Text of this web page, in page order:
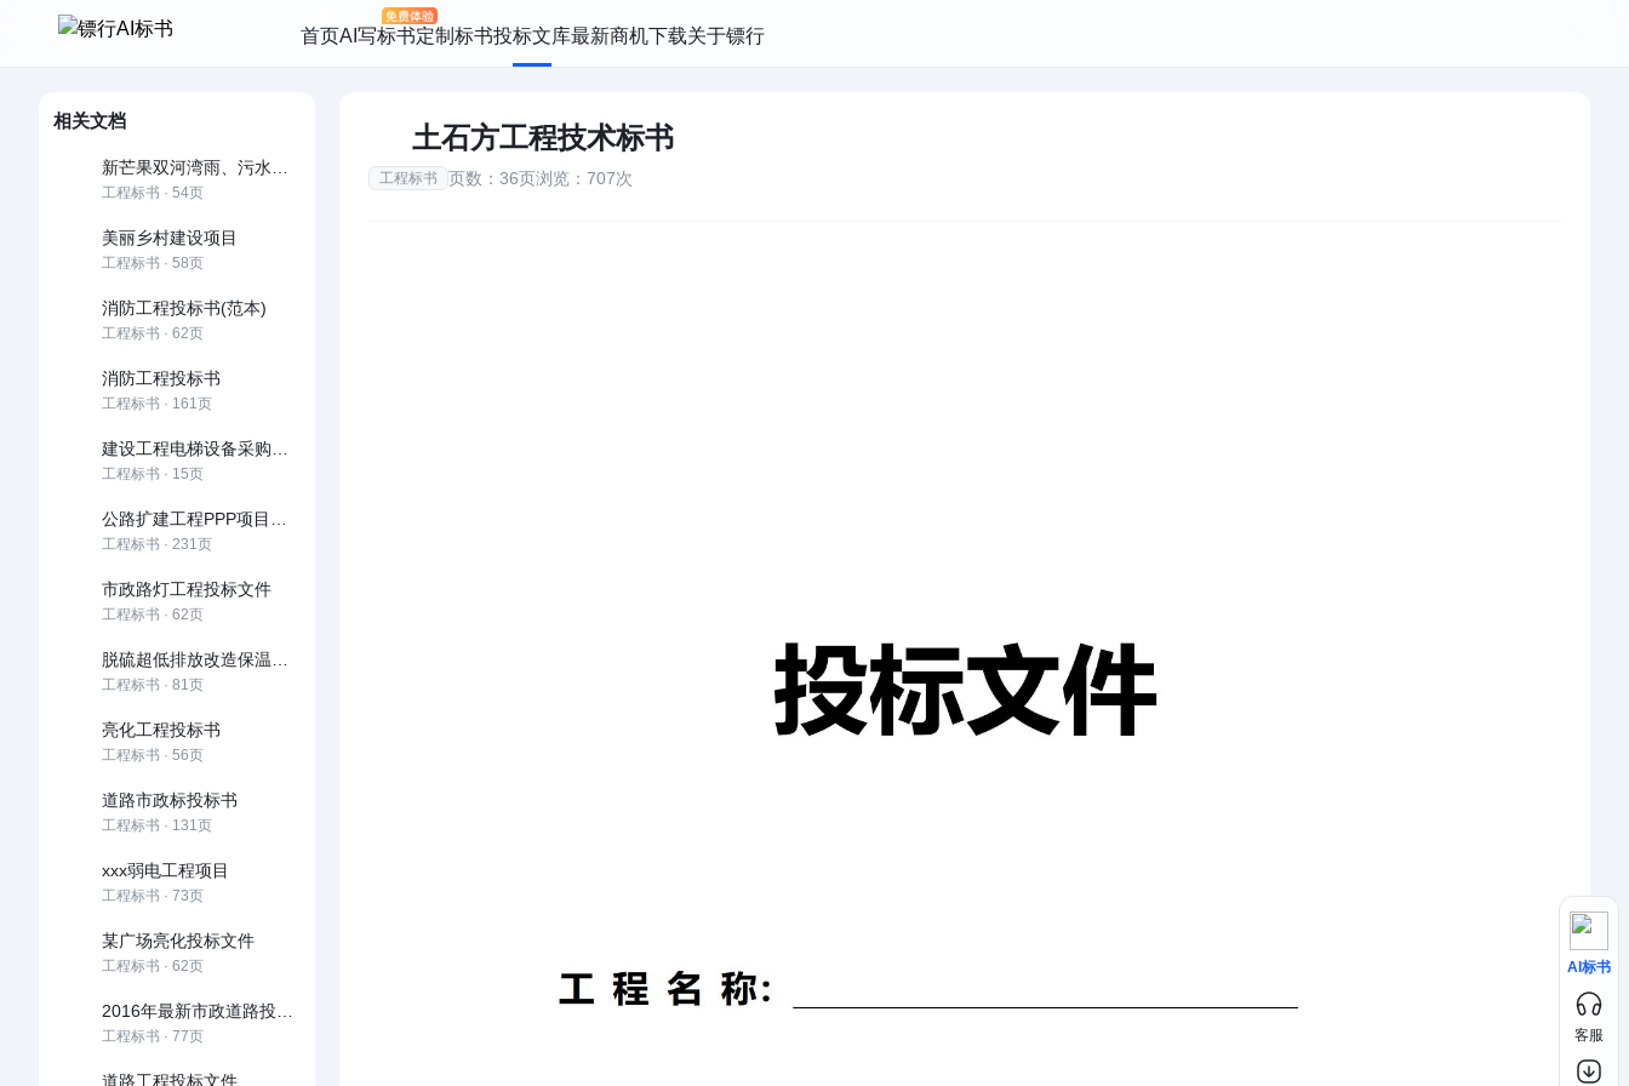
首页AI写标书定制标书投标文库最新商机下载关于镖行
相关文档
工程标书 · 54页
美丽乡村建设项目
工程标书 · 58页
消防工程投标书(范本)
工程标书 · 62页
消防工程投标书
工程标书 · 161页
工程标书 · 15页
工程标书 · 231页
市政路灯工程投标文件
工程标书 · 62页
工程标书 · 81页
亮化工程投标书
工程标书 · 56页
道路市政标投标书
工程标书 · 131页
xxx弱电工程项目
工程标书 · 73页
某广场亮化投标文件
工程标书 · 62页
工程标书 · 77页
道路工程投标文件
土石方工程技术标书
工程标书 页数：36页浏览：707次
AI标书
客服